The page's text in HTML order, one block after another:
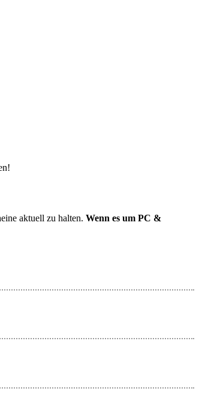
aktuell zu halten. Wenn es um PC &